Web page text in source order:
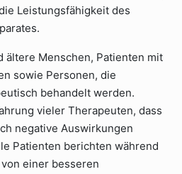
Leistungsfähigkeit des
ältere Menschen, Patienten mit
sowie Personen, die
behandelt werden.
vieler Therapeuten, dass
negative Auswirkungen
Patienten berichten während
einer besseren